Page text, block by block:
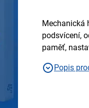
Mechanická
podsvícení,
paměť,
Popis